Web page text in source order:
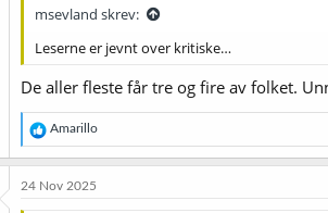
msevland skrev:
Leserne er jevnt over kritiske…
De aller fleste får tre og fire av folket.
R
e
a
Amarillo
24 Nov 2025